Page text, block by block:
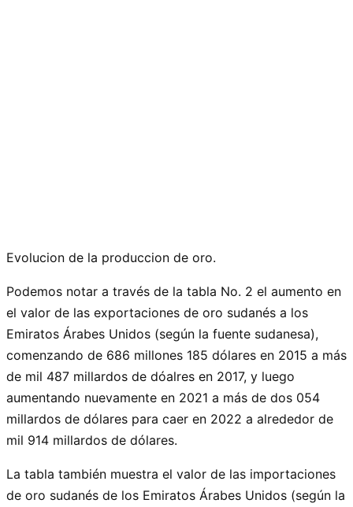
Evolucion de la produccion de oro.
Podemos notar a través de la tabla No. 2 el aumento en
el valor de las exportaciones de oro sudanés a los
Emiratos Árabes Unidos (según la fuente sudanesa),
comenzando de 686 millones 185 dólares en 2015 a más
de mil 487 millardos de dóalres en 2017, y luego
aumentando nuevamente en 2021 a más de dos 054
millardos de dólares para caer en 2022 a alrededor de
mil 914 millardos de dólares.
La tabla también muestra el valor de las importaciones
de oro sudanés de los Emiratos Árabes Unidos (según la